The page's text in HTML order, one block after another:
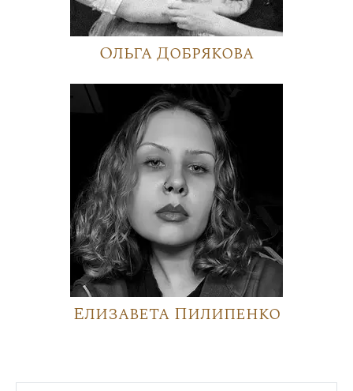
Ольга Добрякова
Елизавета Пилипенко